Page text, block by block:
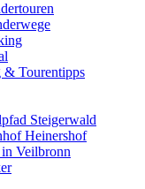
& Tourentipps
Steigerwald
Heinershof
Veilbronn